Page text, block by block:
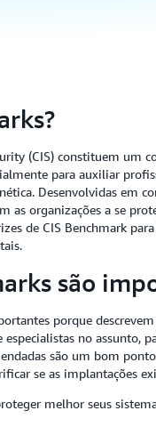
(CIS) constituem um
para auxiliar
Desenvolvidas em
as organizações a se
de CIS Benchmark
são
porque
no assunto,
são um bom
se as implantações
melhor seus